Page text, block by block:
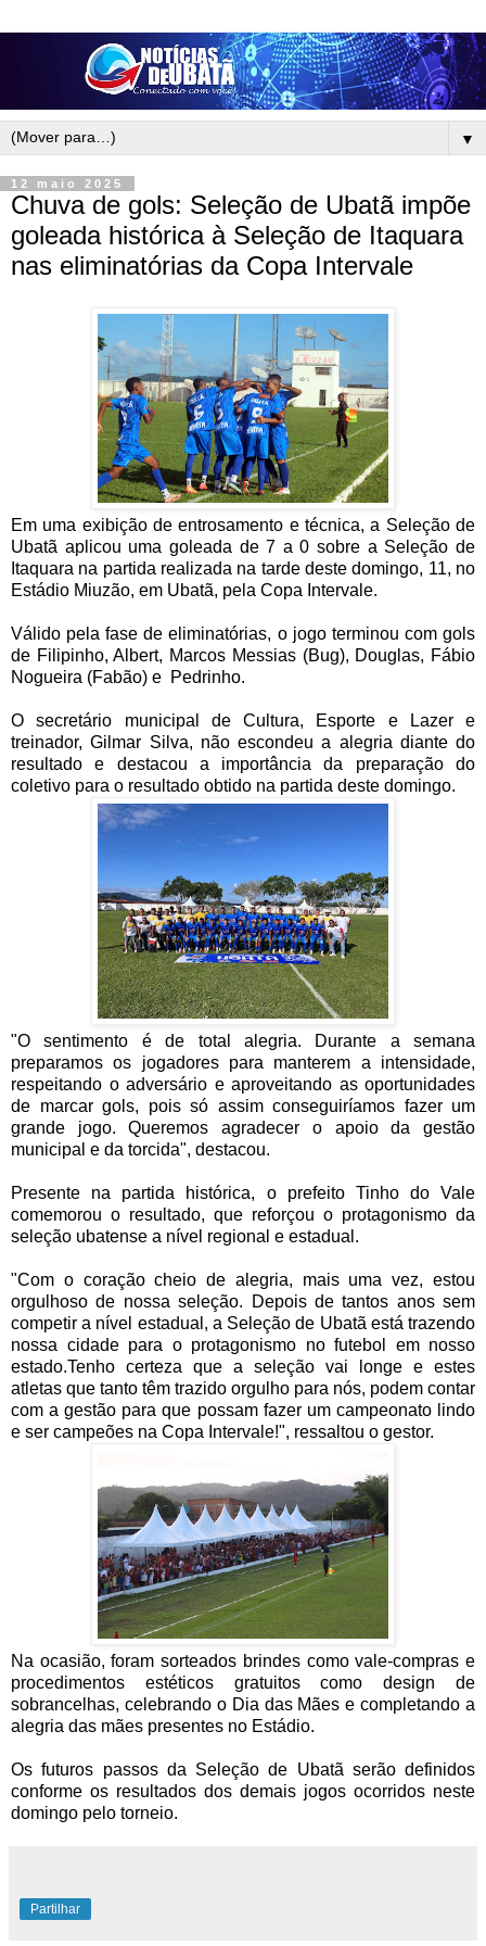
▼
12 maio 2025
Chuva de gols: Seleção de Ubatã impõe
goleada histórica à Seleção de Itaquara
nas eliminatórias da Copa Intervale
Em uma exibição de entrosamento e técnica, a Seleção de
Ubatã aplicou uma goleada de 7 a 0 sobre a Seleção de
Itaquara na partida realizada na tarde deste domingo, 11, no
Estádio Miuzão, em Ubatã, pela Copa Intervale.
Válido pela fase de eliminatórias, o jogo terminou com gols
de Filipinho, Albert, Marcos Messias (Bug), Douglas, Fábio
Nogueira (Fabão) e Pedrinho.
O secretário municipal de Cultura, Esporte e Lazer e
treinador, Gilmar Silva, não escondeu a alegria diante do
resultado e destacou a importância da preparação do
coletivo para o resultado obtido na partida deste domingo.
"O sentimento é de total alegria. Durante a semana
preparamos os jogadores para manterem a intensidade,
respeitando o adversário e aproveitando as oportunidades
de marcar gols, pois só assim conseguiríamos fazer um
grande jogo. Queremos agradecer o apoio da gestão
municipal e da torcida", destacou.
Presente na partida histórica, o prefeito Tinho do Vale
comemorou o resultado, que reforçou o protagonismo da
seleção ubatense a nível regional e estadual.
"Com o coração cheio de alegria, mais uma vez, estou
orgulhoso de nossa seleção. Depois de tantos anos sem
competir a nível estadual, a Seleção de Ubatã está trazendo
nossa cidade para o protagonismo no futebol em nosso
estado.Tenho certeza que a seleção vai longe e estes
atletas que tanto têm trazido orgulho para nós, podem contar
com a gestão para que possam fazer um campeonato lindo
e ser campeões na Copa Intervale!", ressaltou o gestor.
Na ocasião, foram sorteados brindes como vale-compras e
procedimentos estéticos gratuitos como design de
sobrancelhas, celebrando o Dia das Mães e completando a
alegria das mães presentes no Estádio.
Os futuros passos da Seleção de Ubatã serão definidos
conforme os resultados dos demais jogos ocorridos neste
domingo pelo torneio.
Partilhar